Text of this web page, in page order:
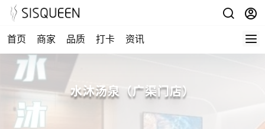
首页 商家 品质 打卡 资讯
水沐汤泉（广渠门店）